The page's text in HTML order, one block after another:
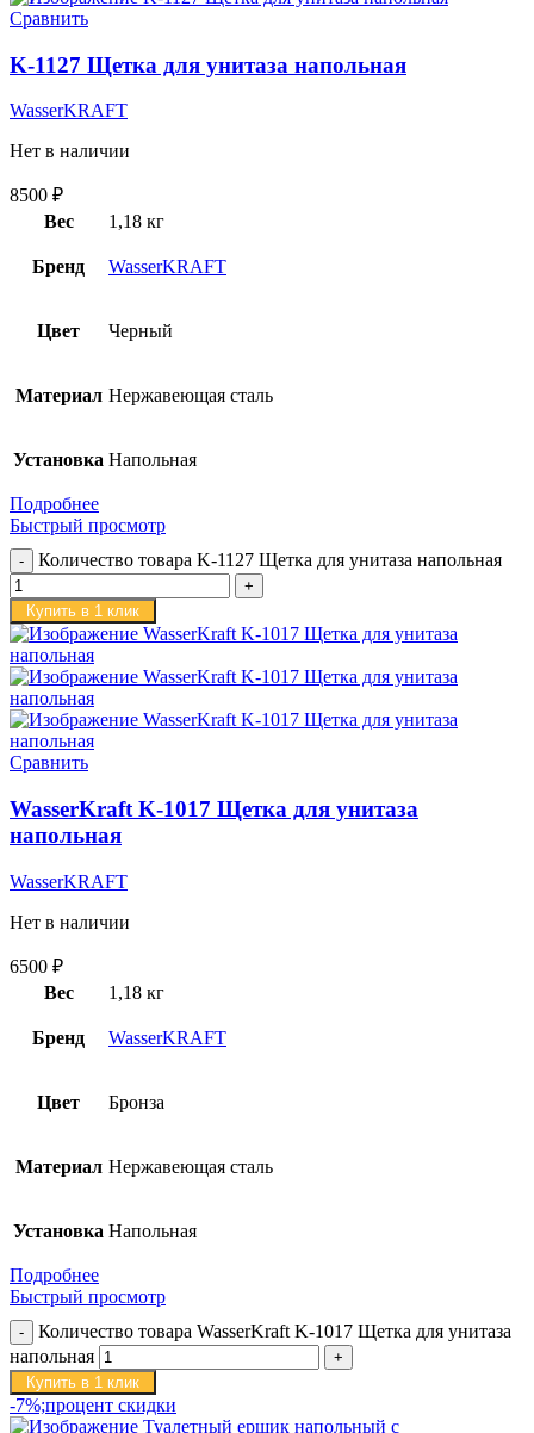
Сравнить
K-1127 Щетка для унитаза напольная
WasserKRAFT
Нет в наличии
8500 ₽
Вес
1,18 кг
Бренд WasserKRAFT
Цвет Черный
Материал Нержавеющая сталь
Установка Напольная
Подробнее
Быстрый просмотр
Количество товара K-1127 Щетка для унитаза напольная
Купить в 1 клик
Сравнить
WasserKraft K-1017 Щетка для унитаза
напольная
WasserKRAFT
Нет в наличии
6500 ₽
Вес
1,18 кг
Бренд WasserKRAFT
Цвет Бронза
Материал Нержавеющая сталь
Установка Напольная
Подробнее
Быстрый просмотр
Количество товара WasserKraft K-1017 Щетка для унитаза
напольная
Купить в 1 клик
-7%;процент скидки